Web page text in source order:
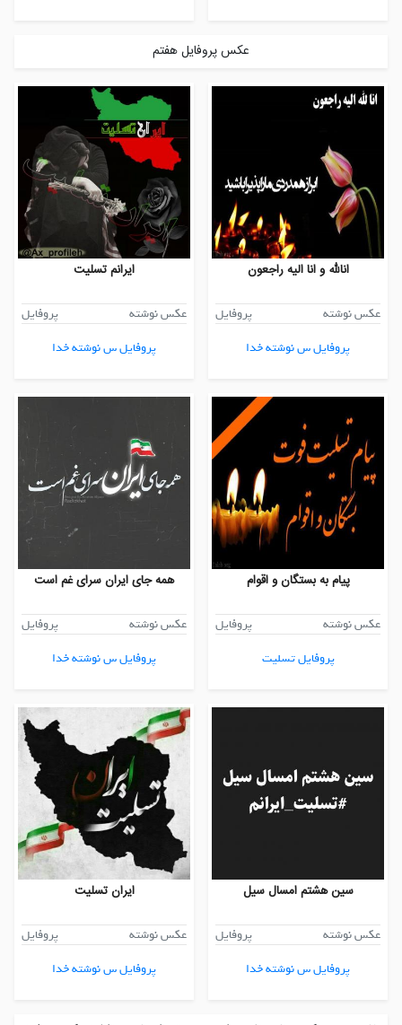
عکس پروفایل هفتم
انالله و انا الیه راجعون
عکس نوشته
پروفایل
پروفایل س نوشته خدا
ایرانم تسلیت
عکس نوشته
پروفایل
پروفایل س نوشته خدا
پیام به بستگان و اقوام
عکس نوشته
پروفایل
پروفایل تسلیت
همه جای ایران سرای غم است
عکس نوشته
پروفایل
پروفایل س نوشته خدا
سین هشتم امسال سیل
عکس نوشته
پروفایل
پروفایل س نوشته خدا
ایران تسلیت
عکس نوشته
پروفایل
پروفایل س نوشته خدا